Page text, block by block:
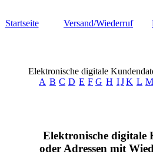
Startseite Versand/Wiederruf
Elektronische digitale
A B C D E F G H IJK L M
Elektronische digitale
oder Adressen mit